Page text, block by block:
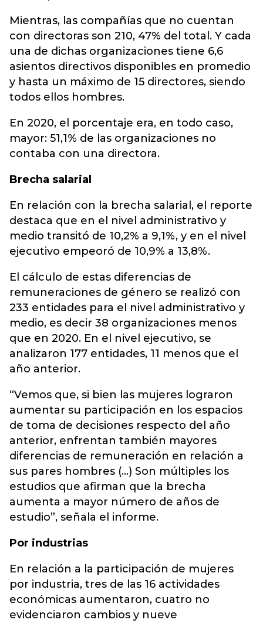
Mientras, las compañías que no cuentan
con directoras son 210, 47% del total. Y cada
una de dichas organizaciones tiene 6,6
asientos directivos disponibles en promedio
y hasta un máximo de 15 directores, siendo
todos ellos hombres.
En 2020, el porcentaje era, en todo caso,
mayor: 51,1% de las organizaciones no
contaba con una directora.
Brecha salarial
En relación con la brecha salarial, el reporte
destaca que en el nivel administrativo y
medio transitó de 10,2% a 9,1%, y en el nivel
ejecutivo empeoró de 10,9% a 13,8%.
El cálculo de estas diferencias de
remuneraciones de género se realizó con
233 entidades para el nivel administrativo y
medio, es decir 38 organizaciones menos
que en 2020. En el nivel ejecutivo, se
analizaron 177 entidades, 11 menos que el
año anterior.
“Vemos que, si bien las mujeres lograron
aumentar su participación en los espacios
de toma de decisiones respecto del año
anterior, enfrentan también mayores
diferencias de remuneración en relación a
sus pares hombres (…) Son múltiples los
estudios que afirman que la brecha
aumenta a mayor número de años de
estudio”, señala el informe.
Por industrias
En relación a la participación de mujeres
por industria, tres de las 16 actividades
económicas aumentaron, cuatro no
evidenciaron cambios y nueve